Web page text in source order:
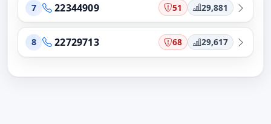
7 22344909 51 29,881
8 22729713 68 29,617